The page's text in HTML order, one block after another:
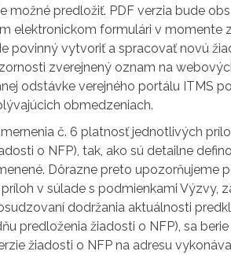
možné predložiť. PDF verzia bude
elektronickom formulári v momente
povinný vytvoriť a spracovať novú
zverejnený oznam na
odstávke verejného portálu ITMS
obmedzeniach.
č. 6 platnosť jednotlivých
o NFP), tak, ako sú detailne
Dôrazne preto upozorňujeme
v súlade s podmienkami Výzvy,
dodržania aktuálnosti
predloženia žiadosti o NFP), sa
žiadosti o NFP na adresu